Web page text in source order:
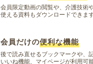
会員限定動画の閲覧や、介護技術
使える資料もダウンロードできます
会員だけの便利な機能
後で読み直せるブックマークや、
いいね機能、マイページが利用可能